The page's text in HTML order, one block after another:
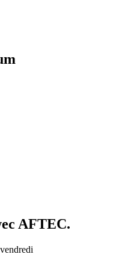
AFTEC.